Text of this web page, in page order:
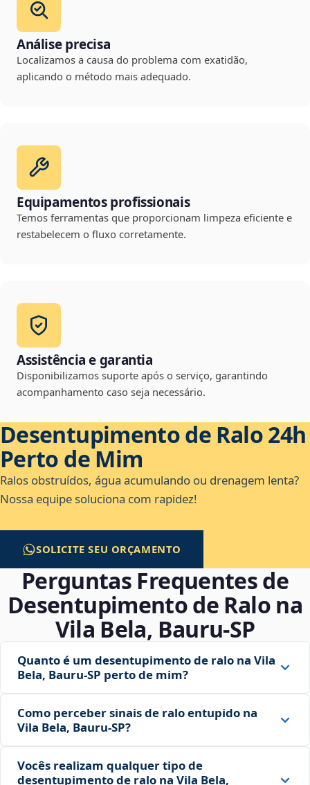
Análise precisa
Localizamos a causa do problema com exatidão,
aplicando o método mais adequado.
Equipamentos profissionais
Temos ferramentas que proporcionam limpeza eficiente e
restabelecem o fluxo corretamente.
Assistência e garantia
Disponibilizamos suporte após o serviço, garantindo
acompanhamento caso seja necessário.
Desentupimento de Ralo 24h
Perto de Mim
Ralos obstruídos, água acumulando ou drenagem lenta?
Nossa equipe soluciona com rapidez!
SOLICITE SEU ORÇAMENTO
Perguntas Frequentes de
Desentupimento de Ralo na
Vila Bela, Bauru‑SP
Quanto é um desentupimento de ralo na Vila
Bela, Bauru‑SP perto de mim?
Como perceber sinais de ralo entupido na
Vila Bela, Bauru‑SP?
Vocês realizam qualquer tipo de
desentupimento de ralo na Vila Bela,